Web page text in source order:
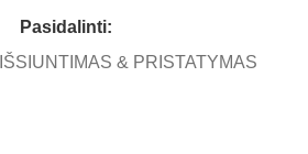
Pasidalinti:
IŠSIUNTIMAS & PRISTATYMAS